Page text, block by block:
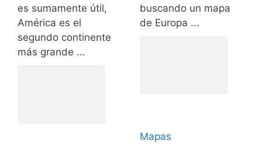
es sumamente útil,
América es el
segundo continente
más grande ...
buscando un mapa
de Europa ...
Mapas